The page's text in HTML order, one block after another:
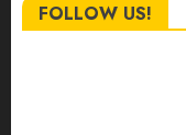
FOLLOW US!